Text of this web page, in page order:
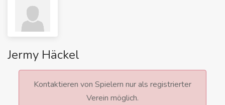
Jermy Häckel
Kontaktieren von Spielern nur als registrierter
Verein möglich.